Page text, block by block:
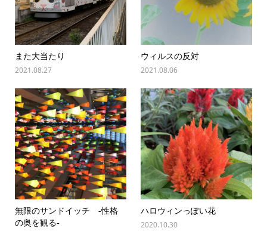
また大当たり
2021.08.27
ウィルスの反対
2021.08.06
無限のサンドイッチ -性格
の奥を観る-
ハロウィンっぽい花
2020.10.30